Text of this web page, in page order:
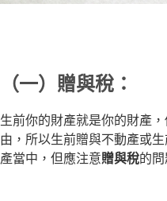
（一）贈與稅：
生前你的財產就是你的財產
由，所以生前贈與不動產或
產當中，但應注意贈與稅的問